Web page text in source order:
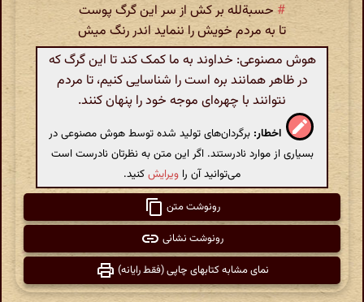
# حسبةلله بر کش از سر این گرگ پوست
تا به مردم خویش را ننماید اندر رنگ میش
هوش مصنوعی: خداوند به ما کمک کند تا این گرگ که
در ظاهر همانند بره است را شناسایی کنیم، تا مردم
نتوانند با چهره‌ای موجه خود را پنهان کنند.
اخطار: برگردان‌های تولید شده توسط هوش مصنوعی در
بسیاری از موارد نادرستند. اگر این متن به نظرتان نادرست است
می‌توانید آن را ویرایشکنید.
رونوشت متن
رونوشت نشانی
نمای مشابه کتابهای چاپی (فقط رایانه)